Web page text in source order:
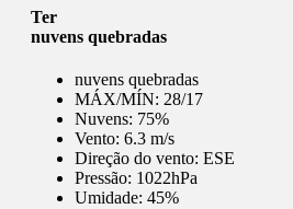
Ter
nuvens quebradas
nuvens quebradas
MÁX/MÍN: 28/17
Nuvens: 75%
Vento: 6.3 m/s
Direção do vento: ESE
Pressão: 1022hPa
Umidade: 45%